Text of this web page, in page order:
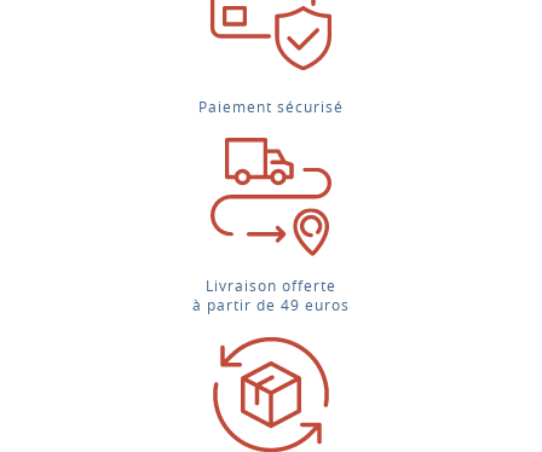
Paiement sécurisé
Livraison offerte
à partir de 49 euros